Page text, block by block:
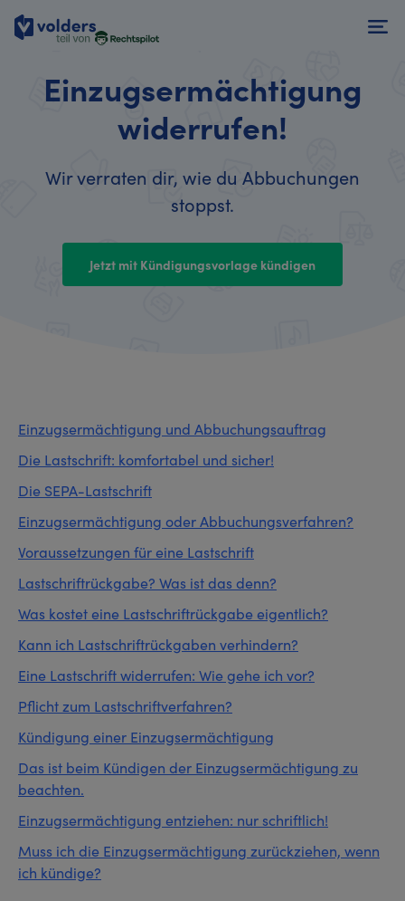
Einzugsermächtigung
widerrufen!
Wir verraten dir, wie du Abbuchungen
stoppst.
Jetzt mit Kündigungsvorlage kündigen
Einzugsermächtigung und Abbuchungsauftrag
Die Lastschrift: komfortabel und sicher!
Die SEPA-Lastschrift
Einzugsermächtigung oder Abbuchungsverfahren?
Voraussetzungen für eine Lastschrift
Lastschriftrückgabe? Was ist das denn?
Was kostet eine Lastschriftrückgabe eigentlich?
Kann ich Lastschriftrückgaben verhindern?
Eine Lastschrift widerrufen: Wie gehe ich vor?
Pflicht zum Lastschriftverfahren?
Kündigung einer Einzugsermächtigung
Das ist beim Kündigen der Einzugsermächtigung zu
beachten.
Einzugsermächtigung entziehen: nur schriftlich!
Muss ich die Einzugsermächtigung zurückziehen, wenn
ich kündige?